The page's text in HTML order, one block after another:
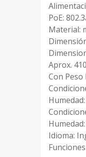
PoE:
Material:
Aprox.
Con Peso
Idioma: